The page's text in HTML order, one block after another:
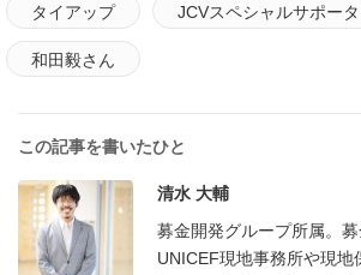
タイアップ JCVスペシャルサポー
和田毅さん
この記事を書いたひと
清水 大輔
募金開発グループ所属。募
UNICEF現地事務所や現地